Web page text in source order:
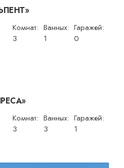
Комнат:
3
Ванных:
1
Гаражей:
0
Комнат:
3
Ванных:
3
Гаражей:
1